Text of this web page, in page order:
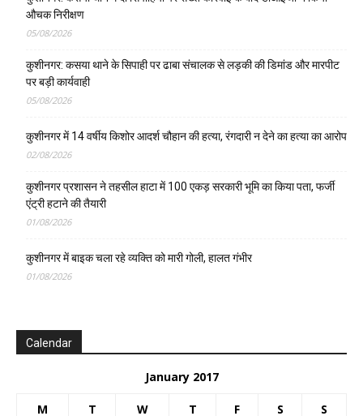
औचक निरीक्षण
05/08/2026
कुशीनगर: कसया थाने के सिपाही पर ढाबा संचालक से लड़की की डिमांड और मारपीट
पर बड़ी कार्यवाही
05/08/2026
कुशीनगर में 14 वर्षीय किशोर आदर्श चौहान की हत्या, रंगदारी न देने का हत्या का आरोप
02/08/2026
कुशीनगर प्रशासन ने तहसील हाटा में 100 एकड़ सरकारी भूमि का किया पता, फर्जी
एंट्री हटाने की तैयारी
01/08/2026
कुशीनगर में बाइक चला रहे व्यक्ति को मारी गोली, हालत गंभीर
01/08/2026
Calendar
January 2017
M T W T F S S